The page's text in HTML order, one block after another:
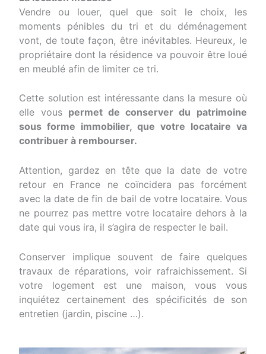
Vendre ou louer, quel que soit le choix, les
moments pénibles du tri et du déménagement
vont, de toute façon, être inévitables. Heureux, le
propriétaire dont la résidence va pouvoir être loué
en meublé afin de limiter ce tri.
Cette solution est intéressante dans la mesure où
elle vous permet de conserver du patrimoine
sous forme immobilier, que votre locataire va
contribuer à rembourser.
Attention, gardez en tête que la date de votre
retour en France ne coïncidera pas forcément
avec la date de fin de bail de votre locataire. Vous
ne pourrez pas mettre votre locataire dehors à la
date qui vous ira, il s’agira de respecter le bail.
Conserver implique souvent de faire quelques
travaux de réparations, voir rafraichissement. Si
votre logement est une maison, vous vous
inquiétez certainement des spécificités de son
entretien (jardin, piscine …).